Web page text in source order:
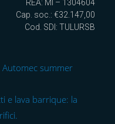
REA: MI – 1304604
Cap. soc.: €32.147,00
Cod. SDI: TULURSB
summer
e lava barrique: la